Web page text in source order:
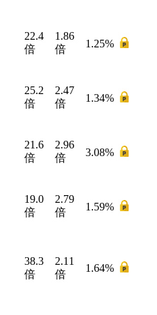
22.4
倍
1.86
倍
1.25%
25.2
倍
2.47
倍
1.34%
21.6
倍
2.96
倍
3.08%
19.0
倍
2.79
倍
1.59%
38.3
倍
2.11
倍
1.64%